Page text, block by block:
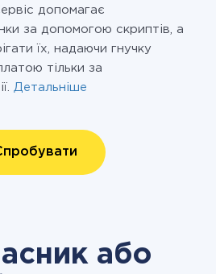
допомагає
за допомогою скриптів, а
їх, надаючи гнучку
тільки за
Детальніше
або